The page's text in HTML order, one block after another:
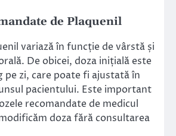
de Plaquenil
variază în funcție de vârstă și
De obicei, doza inițială este
zi, care poate fi ajustată în
pacientului. Este important
recomandate de medicul
doza fără consultarea